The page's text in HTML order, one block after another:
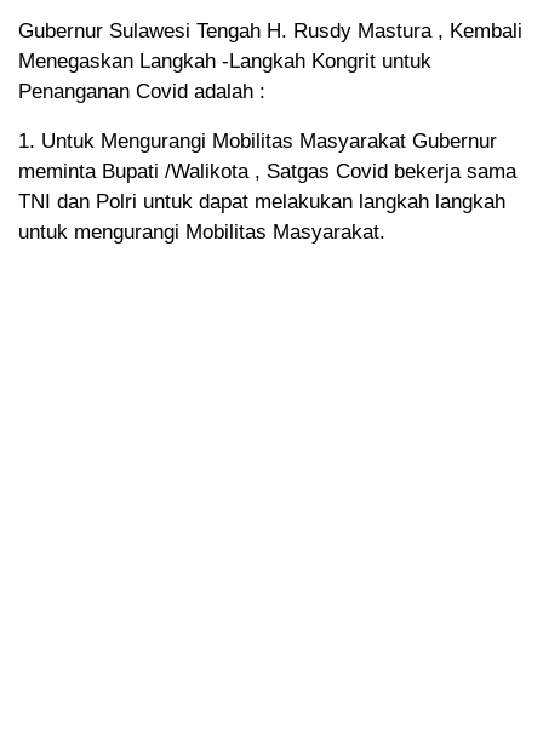
Gubernur Sulawesi Tengah H. Rusdy Mastura , Kembali
Menegaskan Langkah -Langkah Kongrit untuk
Penanganan Covid adalah :
1. Untuk Mengurangi Mobilitas Masyarakat Gubernur
meminta Bupati /Walikota , Satgas Covid bekerja sama
TNI dan Polri untuk dapat melakukan langkah langkah
untuk mengurangi Mobilitas Masyarakat.